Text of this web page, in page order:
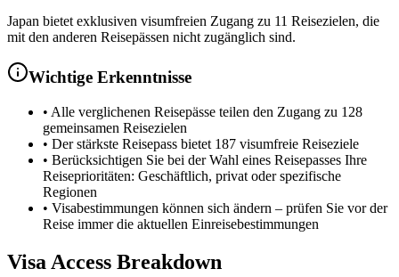
Japan bietet exklusiven visumfreien Zugang zu 11 Reisezielen, die
mit den anderen Reisepässen nicht zugänglich sind.
Wichtige Erkenntnisse
• Alle verglichenen Reisepässe teilen den Zugang zu 128
gemeinsamen Reisezielen
• Der stärkste Reisepass bietet 187 visumfreie Reiseziele
• Berücksichtigen Sie bei der Wahl eines Reisepasses Ihre
Reiseprioritäten: Geschäftlich, privat oder spezifische
Regionen
• Visabestimmungen können sich ändern – prüfen Sie vor der
Reise immer die aktuellen Einreisebestimmungen
Visa Access Breakdown